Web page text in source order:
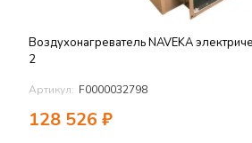
Воздухонагреватель NAVEKA
2
Артикул: F0000032798
128 526 ₽